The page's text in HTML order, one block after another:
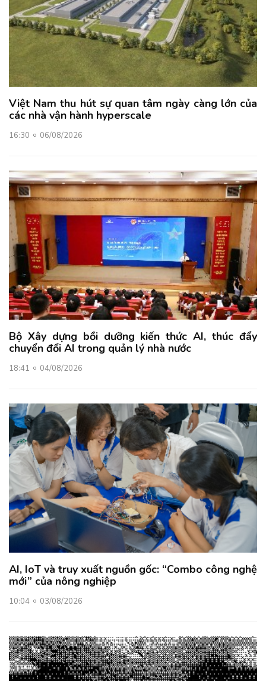
Việt Nam thu hút sự quan tâm ngày càng lớn của
các nhà vận hành hyperscale
16:30 06/08/2026
Bộ Xây dựng bồi dưỡng kiến thức AI, thúc đẩy
chuyển đổi AI trong quản lý nhà nước
18:41 04/08/2026
AI, IoT và truy xuất nguồn gốc: “Combo công nghệ
mới” của nông nghiệp
10:04 03/08/2026